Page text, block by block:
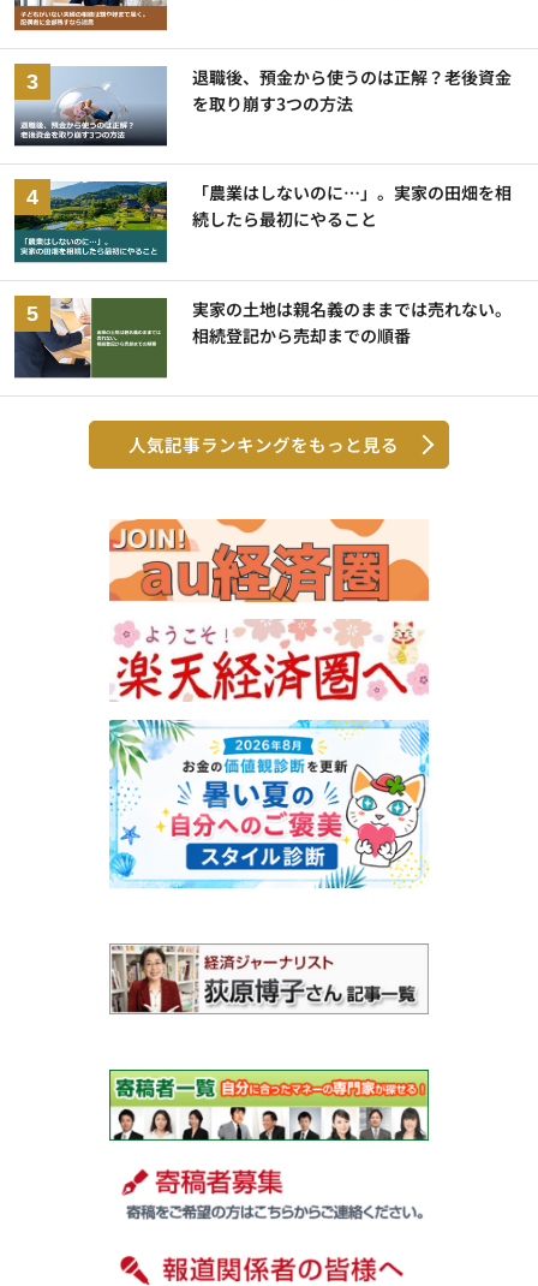
退職後、預金から使うのは正解？老後資金
を取り崩す3つの方法
「農業はしないのに…」。実家の田畑を相
続したら最初にやること
実家の土地は親名義のままでは売れない。
相続登記から売却までの順番
人気記事ランキングをもっと見る